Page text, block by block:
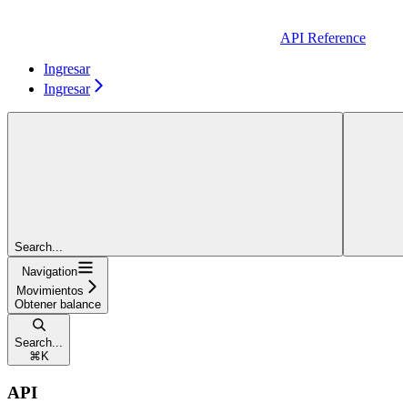
API Reference
Ingresar
Ingresar
Search...
Navigation
Movimientos
Obtener balance
Search...
⌘ K
API